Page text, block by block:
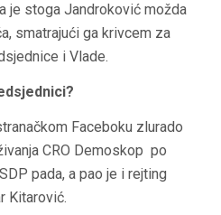
je stoga Jandroković možda
smatrajući ga krivcem za
i Vlade.
Faceboku zlurado
CRO Demoskop po
pada, a pao je i rejting
Kitarović.